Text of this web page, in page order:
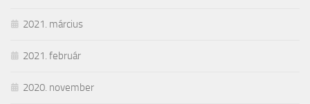
2021. március
2021. február
2020. november